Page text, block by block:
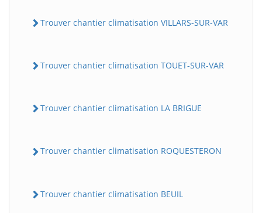
Trouver chantier climatisation VILLARS-SUR-VAR
Trouver chantier climatisation TOUET-SUR-VAR
Trouver chantier climatisation LA BRIGUE
Trouver chantier climatisation ROQUESTERON
Trouver chantier climatisation BEUIL